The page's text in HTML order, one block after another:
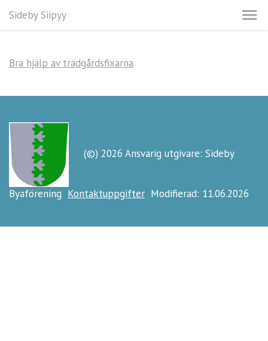
Sideby Siipyy
Bra hjälp av trädgårdsfixarna
(©) 2026 Ansvarig utgivare: Sideby
Byaförening Kontaktuppgifter Modifierad: 11.06.2026